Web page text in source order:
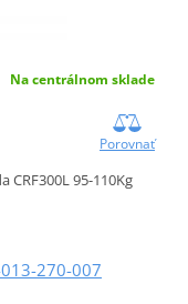
Na centrálnom sklade
Porovnať
CRF300L 95-110Kg
013-270-007